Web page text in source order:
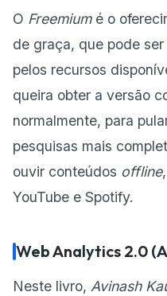
O Freemiumé o
de graça, que pode
pelos recursos
queira obter a versão
normalmente, para
pesquisas mais
ouvir conteúdos offline
YouTube e Spotify.
Web Analytics 2.0
Neste livro, Avinash